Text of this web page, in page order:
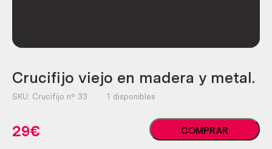
Crucifijo viejo en madera y metal.
SKU: Crucifijo nº 33 1 disponibles
29€
Crucifijo
viejo
COMPRAR